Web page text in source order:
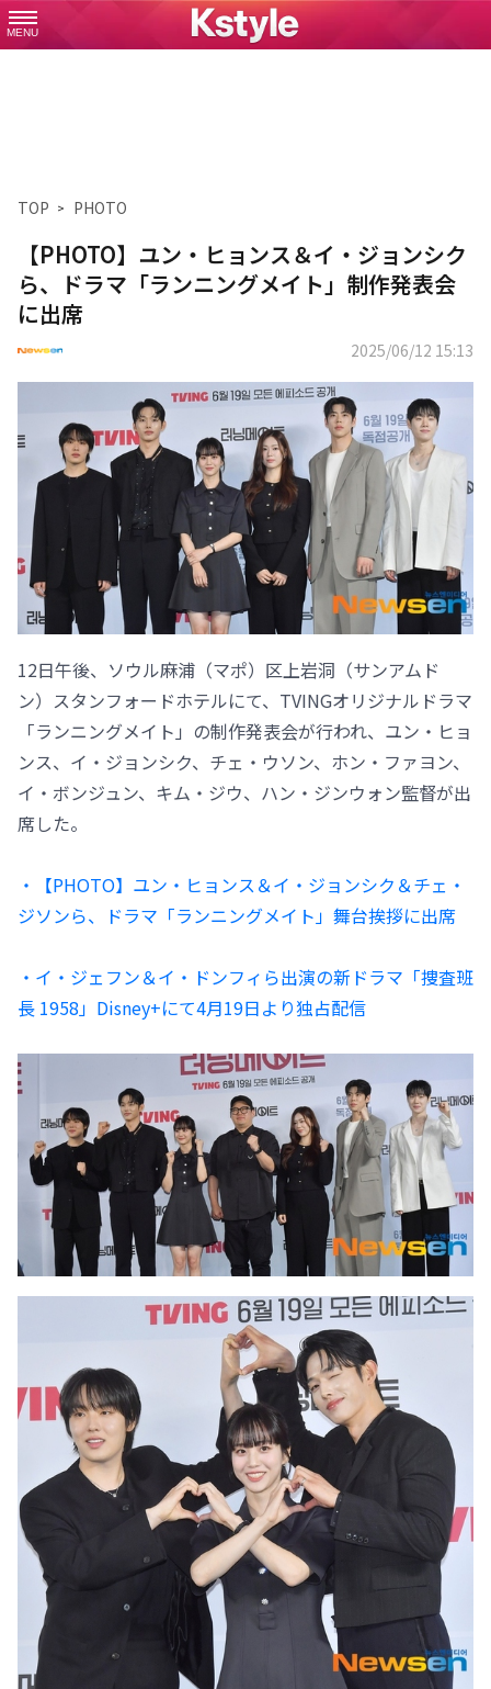
MENU
TOP PHOTO
【PHOTO】ユン・ヒョンス＆イ・ジョンシク
ら、ドラマ「ランニングメイト」制作発表会
に出席
2025/06/12 15:13
12日午後、ソウル麻浦（マポ）区上岩洞（サンアムド
ン）スタンフォードホテルにて、TVINGオリジナルドラマ
「ランニングメイト」の制作発表会が行われ、ユン・ヒョ
ンス、イ・ジョンシク、チェ・ウソン、ホン・ファヨン、
イ・ボンジュン、キム・ジウ、ハン・ジンウォン監督が出
席した。
・【PHOTO】ユン・ヒョンス＆イ・ジョンシク＆チェ・
ジソンら、ドラマ「ランニングメイト」舞台挨拶に出席
・イ・ジェフン＆イ・ドンフィら出演の新ドラマ「捜査班
長 1958」Disney+にて4月19日より独占配信